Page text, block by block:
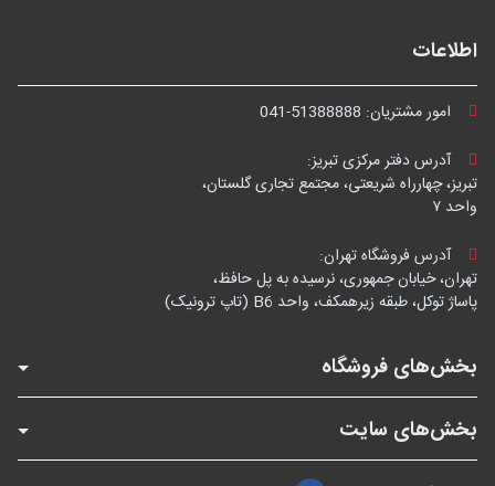
اطلاعات
امور مشتریان: 041-51388888
آدرس دفتر مرکزی تبریز:
تبریز، چهارراه شریعتی، مجتمع تجاری گلستان،
واحد ۷
آدرس فروشگاه تهران:
تهران، خیابان جمهوری، نرسیده به پل حافظ،
پاساژ توکل، طبقه زیرهمکف، واحد B6 (تاپ ترونیک)
بخش‌های فروشگاه
بخش‌های سایت